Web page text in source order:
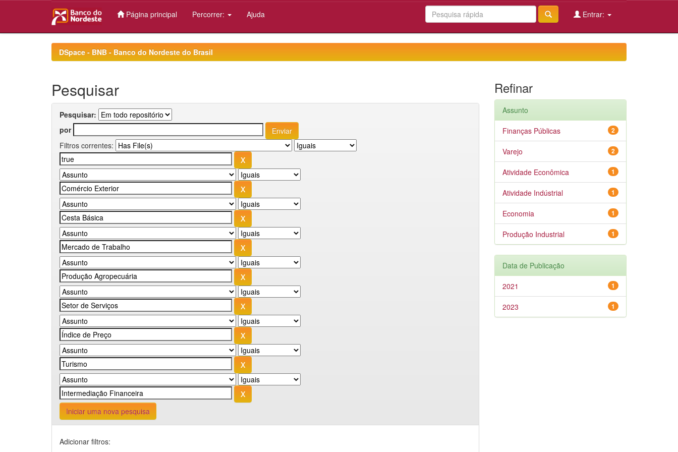
Página principal Percorrer: Ajuda Entrar:
DSpace - BNB - Banco do Nordeste do Brasil
Pesquisar
Pesquisar:
por
Filtros correntes:
Iniciar uma nova pesquisa
Adicionar filtros:
Refinar
Assunto
2
Finanças Públicas
2
Varejo
1
Atividade Econômica
1
Atividade Indústrial
1
Economia
1
Produção Industrial
Data de Publicação
1
2021
1
2023